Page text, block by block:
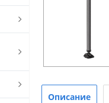
Описание